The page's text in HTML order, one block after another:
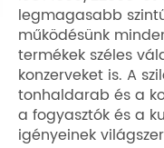
legmagasabb
működésünk
termékek széles
konzerveket is. A
tonhaldarab és a
a fogyasztók és a
igényeinek